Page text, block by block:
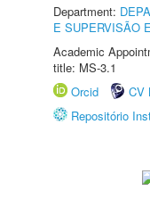
Department:
E SUPERVISÃO
Academic
title: MS-3.1
Orcid
CV
Repositório